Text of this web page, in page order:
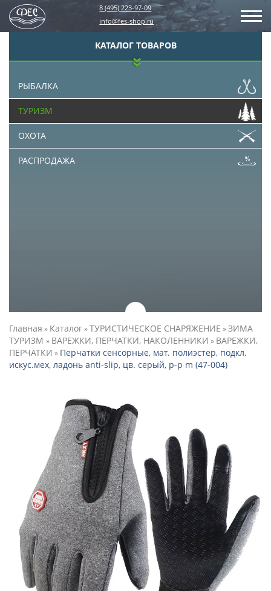
8 (495) 223-97-09
info@fes-shop.ru
КАТАЛОГ ТОВАРОВ
РЫБАЛКА
ТУРИЗМ
ОХОТА
РАСПРОДАЖА
Главная » Каталог»ТУРИСТИЧЕСКОЕ СНАРЯЖЕНИЕ »ЗИМА
ТУРИЗМ » ВАРЕЖКИ, ПЕРЧАТКИ, НАКОЛЕННИКИ » ВАРЕЖКИ,
ПЕРЧАТКИ » Перчатки сенсорные, мат. полиэстер, подкл.
искус.мех, ладонь anti-slip, цв. серый, р-р m (47-004)